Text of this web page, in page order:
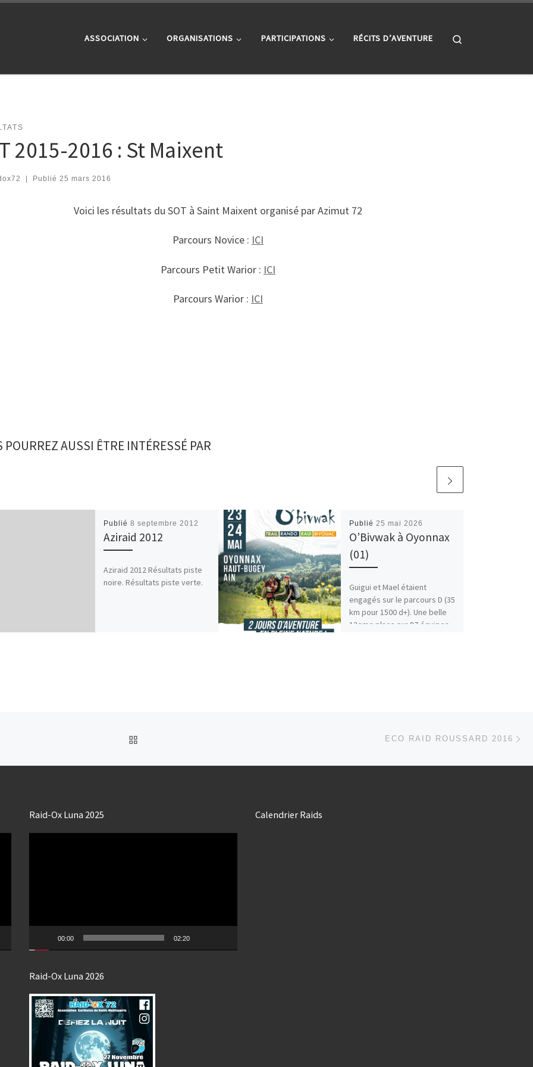
ASSOCIATION ORGANISATIONS PARTICIPATIONS RÉCITS D’AVENTURE
2015-2016 : St Maixent
| Publié 25 mars 2016
Voici les résultats du SOT à Saint Maixent organisé par Azimut 72
Parcours Novice : ICI
Parcours Petit Warior : ICI
Parcours Warior : ICI
POURREZ AUSSI ÊTRE INTÉRESSÉ PAR
Publié8 septembre 2012
Aziraid 2012
Aziraid 2012 Résultats piste
noire. Résultats piste verte.
Publié 25 mai 2026
O’Bivwak à Oyonnax
(01)
Guigui et Mael étaient
engagés sur le parcours D (35
km pour 1500 d+). Une belle
13eme place sur 87 équipes
ECO RAID ROUSSARD 2016
Raid-Ox Luna 2025
00:00 02:20
Raid-Ox Luna 2026
Calendrier Raids